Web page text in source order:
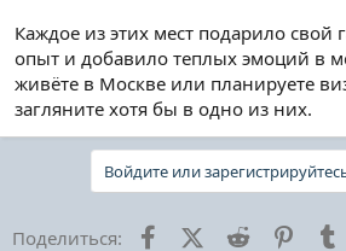
Каждое из этих мест подарило свой
опыт и добавило теплых эмоций в
живёте в Москве или планируете
загляните хотя бы в одно из них.
Войдите или
Поделиться: FacebookX (Twitter)
Reddit